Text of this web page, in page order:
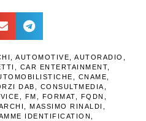
AUTOMOTIVE AUTORADIO
CAR ENTERTAINMENT
CNAME
DAB CONSULTMEDIA
FM FORMAT FQDN
MASSIMO RINALDI
IDENTIFICATION